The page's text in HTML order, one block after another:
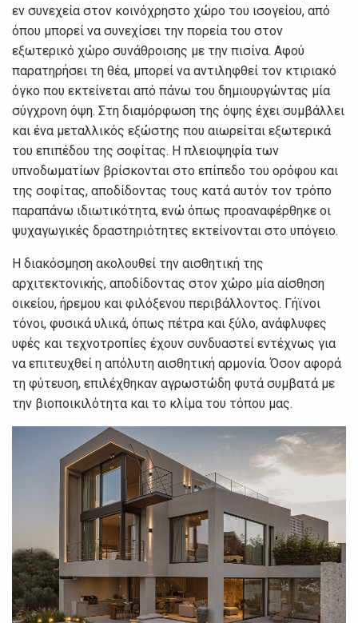
εν συνεχεία στον κοινόχρηστo χώρο του ισογείου, από
όπου μπορεί να συνεχίσει την πορεία του στον
εξωτερικό χώρο συνάθροισης με την πισίνα. Αφού
παρατηρήσει τη θέα, μπορεί να αντιληφθεί τον κτιριακό
όγκο που εκτείνεται από πάνω του δημιουργώντας μία
σύγχρονη όψη. Στη διαμόρφωση της όψης έχει συμβάλλει
και ένα μεταλλικός εξώστης που αιωρείται εξωτερικά
του επιπέδου της σοφίτας. Η πλειοψηφία των
υπνοδωματίων βρίσκονται στο επίπεδο του ορόφου και
της σοφίτας, αποδίδοντας τους κατά αυτόν τον τρόπο
παραπάνω ιδιωτικότητα, ενώ όπως προαναφέρθηκε οι
ψυχαγωγικές δραστηριότητες εκτείνονται στο υπόγειο.
Η διακόσμηση ακολουθεί την αισθητική της
αρχιτεκτονικής, αποδίδοντας στον χώρο μία αίσθηση
οικείου, ήρεμου και φιλόξενου περιβάλλοντος. Γήϊνοι
τόνοι, φυσικά υλικά, όπως πέτρα και ξύλο, ανάφλυφες
υφές και τεχνοτροπίες έχουν συνδυαστεί εντέχνως για
να επιτευχθεί η απόλυτη αισθητική αρμονία. Όσον αφορά
τη φύτευση, επιλέχθηκαν αγρωστώδη φυτά συμβατά με
την βιοποικιλότητα και το κλίμα του τόπου μας.